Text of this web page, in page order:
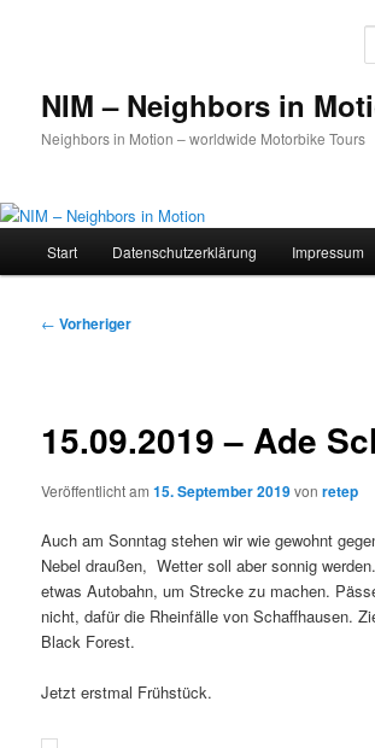
NIM – Neighbors in
Neighbors in Motion – worldwide Motorbike Tours
Start Datenschutz­erklärung Impressum
Beitragsnavigation
← Vorheriger
15.09.2019 – Ade
Veröffentlicht am15. September 2019vonretep
Auch am Sonntag stehen wir wie gewohnt
Nebel draußen, Wetter soll aber sonnig
etwas Autobahn, um Strecke zu machen.
nicht, dafür die Rheinfälle von Schaffhausen.
Black Forest.
Jetzt erstmal Frühstück.